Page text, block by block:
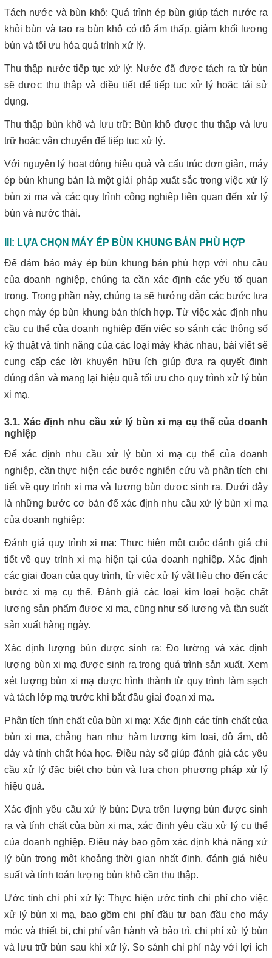
Tách nước và bùn khô: Quá trình ép bùn giúp tách nước ra
khỏi bùn và tạo ra bùn khô có độ ẩm thấp, giảm khối lượng
bùn và tối ưu hóa quá trình xử lý.
Thu thập nước tiếp tục xử lý: Nước đã được tách ra từ bùn
sẽ được thu thập và điều tiết để tiếp tục xử lý hoặc tái sử
dụng.
Thu thập bùn khô và lưu trữ: Bùn khô được thu thập và lưu
trữ hoặc vận chuyển để tiếp tục xử lý.
Với nguyên lý hoạt động hiệu quả và cấu trúc đơn giản, máy
ép bùn khung bản là một giải pháp xuất sắc trong việc xử lý
bùn xi mạ và các quy trình công nghiệp liên quan đến xử lý
bùn và nước thải.
III: LỰA CHỌN MÁY ÉP BÙN KHUNG BẢN PHÙ HỢP
Để đảm bảo máy ép bùn khung bản phù hợp với nhu cầu
của doanh nghiệp, chúng ta cần xác định các yếu tố quan
trọng. Trong phần này, chúng ta sẽ hướng dẫn các bước lựa
chọn máy ép bùn khung bản thích hợp. Từ việc xác định nhu
cầu cụ thể của doanh nghiệp đến việc so sánh các thông số
kỹ thuật và tính năng của các loại máy khác nhau, bài viết sẽ
cung cấp các lời khuyên hữu ích giúp đưa ra quyết định
đúng đắn và mang lại hiệu quả tối ưu cho quy trình xử lý bùn
xi mạ.
3.1. Xác định nhu cầu xử lý bùn xi mạ cụ thể của doanh
nghiệp
Để xác định nhu cầu xử lý bùn xi mạ cụ thể của doanh
nghiệp, cần thực hiện các bước nghiên cứu và phân tích chi
tiết về quy trình xi mạ và lượng bùn được sinh ra. Dưới đây
là những bước cơ bản để xác định nhu cầu xử lý bùn xi mạ
của doanh nghiệp:
Đánh giá quy trình xi mạ: Thực hiện một cuộc đánh giá chi
tiết về quy trình xi mạ hiện tại của doanh nghiệp. Xác định
các giai đoạn của quy trình, từ việc xử lý vật liệu cho đến các
bước xi mạ cụ thể. Đánh giá các loại kim loại hoặc chất
lượng sản phẩm được xi mạ, cũng như số lượng và tần suất
sản xuất hàng ngày.
Xác định lượng bùn được sinh ra: Đo lường và xác định
lượng bùn xi mạ được sinh ra trong quá trình sản xuất. Xem
xét lượng bùn xi mạ được hình thành từ quy trình làm sạch
và tách lớp mạ trước khi bắt đầu giai đoạn xi mạ.
Phân tích tính chất của bùn xi mạ: Xác định các tính chất của
bùn xi mạ, chẳng hạn như hàm lượng kim loại, độ ẩm, độ
dày và tính chất hóa học. Điều này sẽ giúp đánh giá các yêu
cầu xử lý đặc biệt cho bùn và lựa chọn phương pháp xử lý
hiệu quả.
Xác định yêu cầu xử lý bùn: Dựa trên lượng bùn được sinh
ra và tính chất của bùn xi mạ, xác định yêu cầu xử lý cụ thể
của doanh nghiệp. Điều này bao gồm xác định khả năng xử
lý bùn trong một khoảng thời gian nhất định, đánh giá hiệu
suất và tính toán lượng bùn khô cần thu thập.
Ước tính chi phí xử lý: Thực hiện ước tính chi phí cho việc
xử lý bùn xi mạ, bao gồm chi phí đầu tư ban đầu cho máy
móc và thiết bị, chi phí vận hành và bảo trì, chi phí xử lý bùn
và lưu trữ bùn sau khi xử lý. So sánh chi phí này với lợi ích